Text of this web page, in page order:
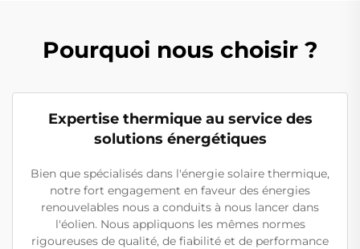
Pourquoi nous choisir ?
Expertise thermique au service des
solutions énergétiques
Bien que spécialisés dans l'énergie solaire thermique,
notre fort engagement en faveur des énergies
renouvelables nous a conduits à nous lancer dans
l'éolien. Nous appliquons les mêmes normes
rigoureuses de qualité, de fiabilité et de performance